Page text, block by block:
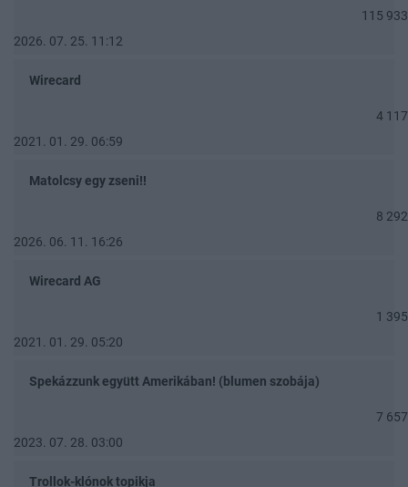
115 933
2026. 07. 25. 11:12
Wirecard
4 117
2021. 01. 29. 06:59
Matolcsy egy zseni!!
8 292
2026. 06. 11. 16:26
Wirecard AG
1 395
2021. 01. 29. 05:20
Spekázzunk együtt Amerikában! (blumen szobája)
7 657
2023. 07. 28. 03:00
Trollok-klónok topikja